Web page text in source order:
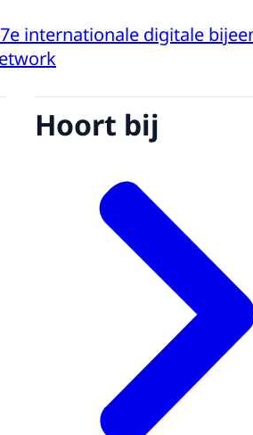
internationale digitale
Hoort bij